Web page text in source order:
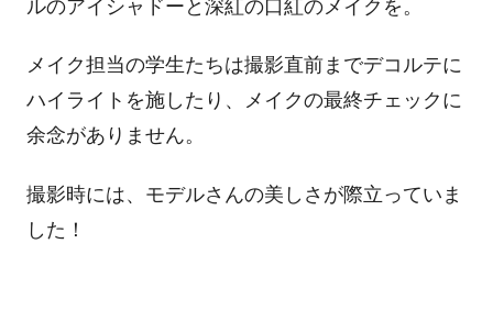
ルのアイシャドーと深紅の口紅のメイクを。
メイク担当の学生たちは撮影直前までデコルテに
ハイライトを施したり、メイクの最終チェックに
余念がありません。
撮影時には、モデルさんの美しさが際立っていま
した！